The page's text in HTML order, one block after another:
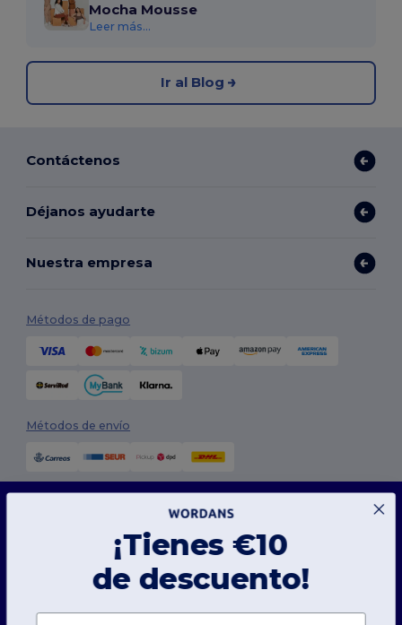
Mocha Mousse
Leer más...
Ir al Blog
Contáctenos
Déjanos ayudarte
Nuestra empresa
Métodos de pago
Métodos de envío
Nuestro sitio web utiliza cookies propias y de terceros para mejorar la funcionalidad
general, recordar tus preferencias, analizar el rendimiento del sitio web y garantizar
una experiencia de navegación fluida y personalizada, que incluye contenido adaptado,
interacciones optimizadas con nuestro sitio web y publicidad.
Puedes gestionar tus preferencias de cookies en cualquier momento. Las cookies
esenciales, que son necesarias para el funcionamiento del sitio web, no pueden ser
Sin embargo, puedes elegir permitir o bloquear otros tipos de cookies, como las
¡Tienes €10
de descuento!
Nombre